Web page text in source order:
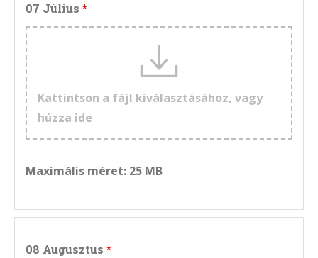
07 Július
Kattintson a fájl kiválasztásához, vagy
húzza ide
Maximális méret: 25 MB
08 Augusztus